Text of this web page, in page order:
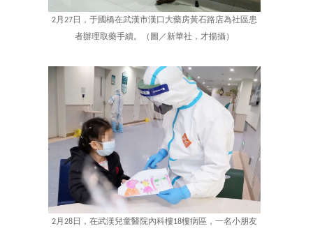
2月27日，于國橋在武漢市漢口大藥房黃石路店為社區患
者辦理取藥手續。（圖／新華社，才揚攝）
2月28日，在武漢兒童醫院內科樓18樓病區，一名小朋友